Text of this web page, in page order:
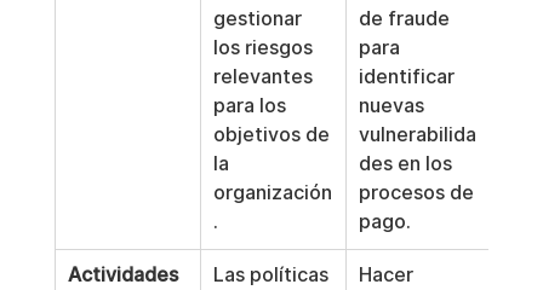
gestionar
los riesgos
relevantes
para los
objetivos de
la
organización
.
de fraude
para
identificar
nuevas
vulnerabilida
des en los
procesos de
pago.
Actividades
Las políticas
Hacer